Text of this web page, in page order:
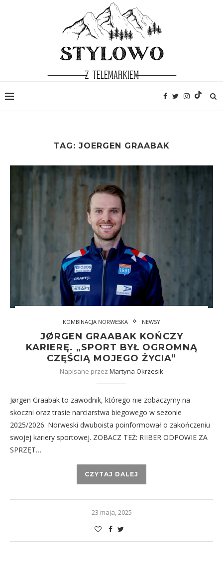
TAG: JOERGEN GRAABAK
KOMBINACJA NORWESKA NEWSY
JØRGEN GRAABAK KOŃCZY
KARIERĘ. „SPORT BYŁ OGROMNĄ
CZĘŚCIĄ MOJEGO ŻYCIA”
Napisane przez Martyna Okrzesik
Jørgen Graabak to zawodnik, którego nie zobaczymy na
skoczni oraz trasie narciarstwa biegowego w sezonie
2025/2026. Norweski dwuboista poinformował o zakończeniu
swojej kariery sportowej. ZOBACZ TEŻ: RIIBER ODPOWIE ZA
SPRZĘT…
CZYTAJ DALEJ
23 maja, 2025